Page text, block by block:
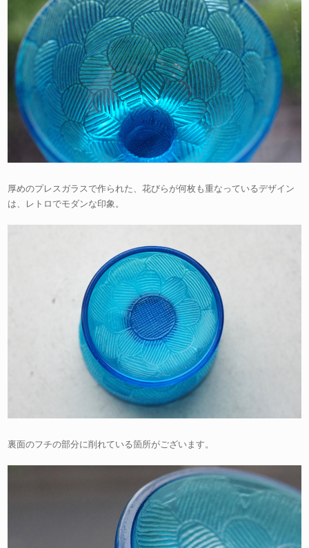
厚めのプレスガラスで作られた、花びらが何枚も重なっているデザイン
は、レトロでモダンな印象。
裏面のフチの部分に削れている箇所がございます。